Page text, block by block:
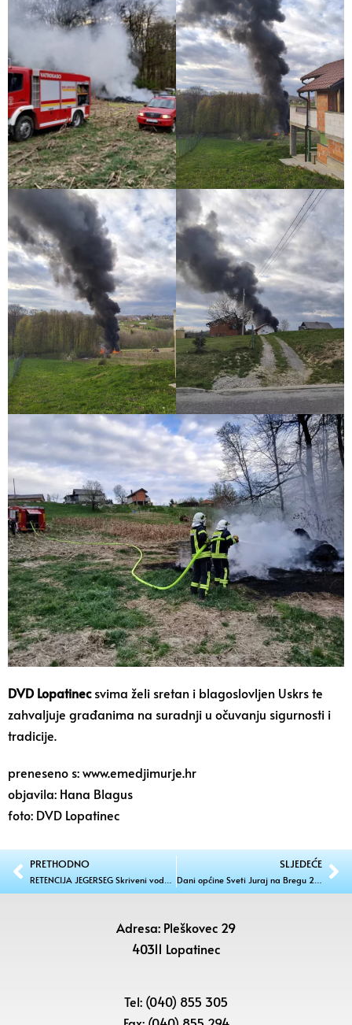
DVD Lopatinecsvima želi sretan i blagoslovljen Uskrs te
zahvaljuje građanima na suradnji u očuvanju sigurnosti i
tradicije.
preneseno s: www.emedjimurje.hr
objavila: Hana Blagus
foto: DVD Lopatinec
PRETHODNO SLJEDEĆE
Adresa: Pleškovec 29
40311 Lopatinec
Tel: (040) 855 305